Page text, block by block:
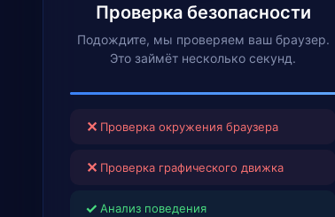
Проверка безопасности
Подождите, мы проверяем ваш браузер.
Это займёт несколько секунд.
✕ Проверка окружения браузера
✕ Проверка графического движка
✓ Анализ поведения